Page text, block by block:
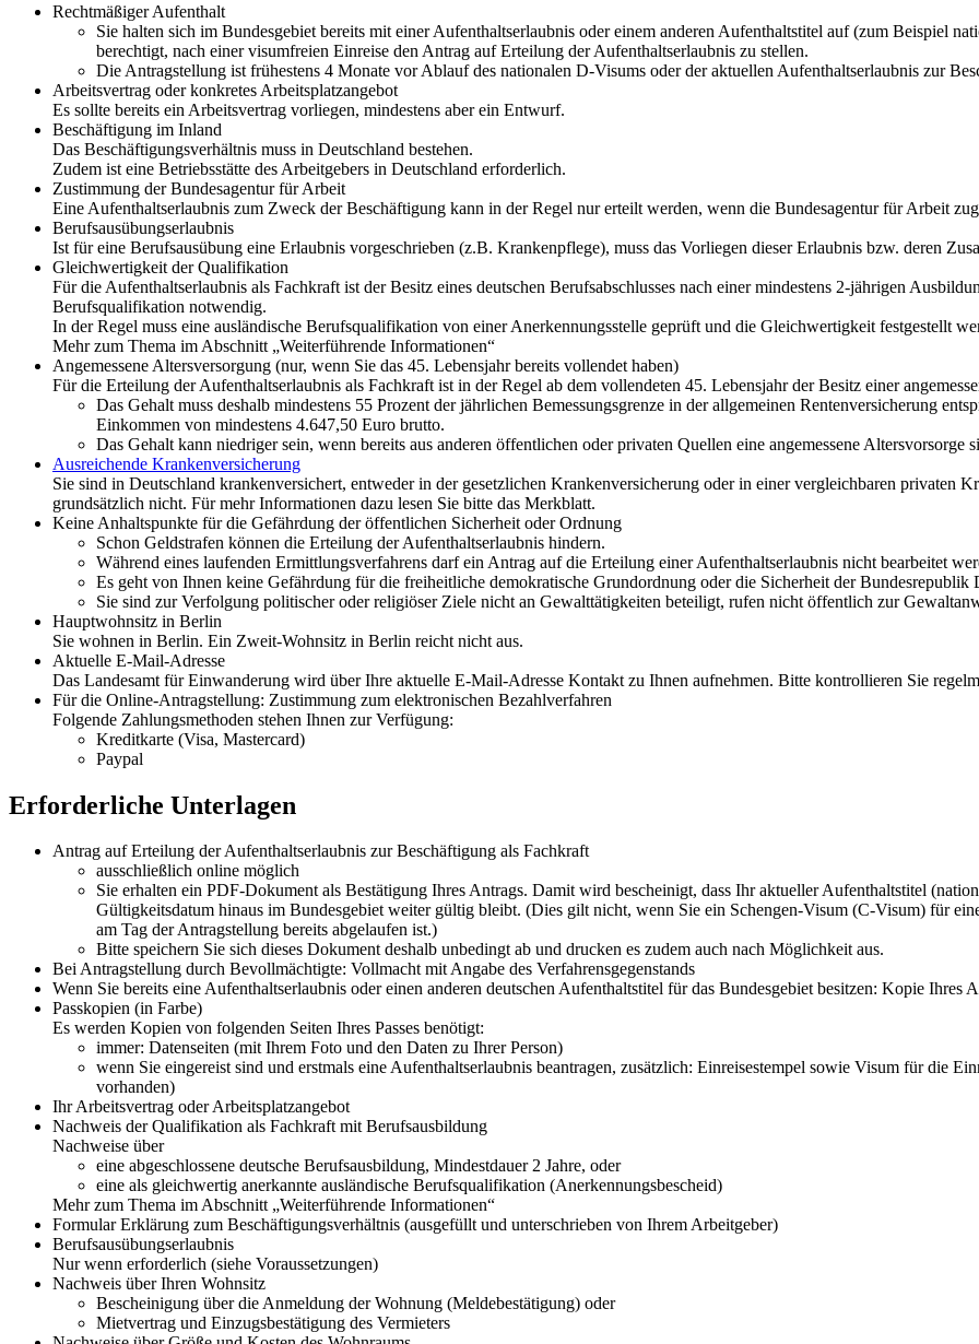
Rechtmäßiger Aufenthalt
Sie halten sich im Bundesgebiet bereits mit einer Aufenthaltserlaubnis oder einem anderen Aufenthaltstitel auf (zum Beispiel
berechtigt, nach einer visumfreien Einreise den Antrag auf Erteilung der Aufenthaltserlaubnis zu stellen.
Die Antragstellung ist frühestens 4 Monate vor Ablauf des nationalen D-Visums oder der aktuellen Aufenthaltserlaubnis zur
Arbeitsvertrag oder konkretes Arbeitsplatzangebot
Es sollte bereits ein Arbeitsvertrag vorliegen, mindestens aber ein Entwurf.
Beschäftigung im Inland
Das Beschäftigungsverhältnis muss in Deutschland bestehen.
Zudem ist eine Betriebsstätte des Arbeitgebers in Deutschland erforderlich.
Zustimmung der Bundesagentur für Arbeit
Eine Aufenthaltserlaubnis zum Zweck der Beschäftigung kann in der Regel nur erteilt werden, wenn die Bundesagentur für Arbeit
Berufsausübungserlaubnis
Ist für eine Berufsausübung eine Erlaubnis vorgeschrieben (z.B. Krankenpflege), muss das Vorliegen dieser Erlaubnis bzw. deren
Gleichwertigkeit der Qualifikation
Für die Aufenthaltserlaubnis als Fachkraft ist der Besitz eines deutschen Berufsabschlusses nach einer mindestens 2-jährigen
Berufsqualifikation notwendig.
In der Regel muss eine ausländische Berufsqualifikation von einer Anerkennungsstelle geprüft und die Gleichwertigkeit festgestellt
Mehr zum Thema im Abschnitt „Weiterführende Informationen“
Angemessene Altersversorgung (nur, wenn Sie das 45. Lebensjahr bereits vollendet haben)
Für die Erteilung der Aufenthaltserlaubnis als Fachkraft ist in der Regel ab dem vollendeten 45. Lebensjahr der Besitz einer
Das Gehalt muss deshalb mindestens 55 Prozent der jährlichen Bemessungsgrenze in der allgemeinen Rentenversicherung
Einkommen von mindestens 4.647,50 Euro brutto.
Das Gehalt kann niedriger sein, wenn bereits aus anderen öffentlichen oder privaten Quellen eine angemessene Altersvorsorge
Ausreichende Krankenversicherung
Sie sind in Deutschland krankenversichert, entweder in der gesetzlichen Krankenversicherung oder in einer vergleichbaren privaten
grundsätzlich nicht. Für mehr Informationen dazu lesen Sie bitte das Merkblatt.
Keine Anhaltspunkte für die Gefährdung der öffentlichen Sicherheit oder Ordnung
Schon Geldstrafen können die Erteilung der Aufenthaltserlaubnis hindern.
Während eines laufenden Ermittlungsverfahrens darf ein Antrag auf die Erteilung einer Aufenthaltserlaubnis nicht bearbeitet
Es geht von Ihnen keine Gefährdung für die freiheitliche demokratische Grundordnung oder die Sicherheit der Bundesrepublik
Sie sind zur Verfolgung politischer oder religiöser Ziele nicht an Gewalttätigkeiten beteiligt, rufen nicht öffentlich zur
Hauptwohnsitz in Berlin
Sie wohnen in Berlin. Ein Zweit-Wohnsitz in Berlin reicht nicht aus.
Aktuelle E-Mail-Adresse
Das Landesamt für Einwanderung wird über Ihre aktuelle E-Mail-Adresse Kontakt zu Ihnen aufnehmen. Bitte kontrollieren Sie
Für die Online-Antragstellung: Zustimmung zum elektronischen Bezahlverfahren
Folgende Zahlungsmethoden stehen Ihnen zur Verfügung:
Kreditkarte (Visa, Mastercard)
Paypal
Erforderliche Unterlagen
Antrag auf Erteilung der Aufenthaltserlaubnis zur Beschäftigung als Fachkraft
ausschließlich online möglich
Sie erhalten ein PDF-Dokument als Bestätigung Ihres Antrags. Damit wird bescheinigt, dass Ihr aktueller Aufenthaltstitel
Gültigkeitsdatum hinaus im Bundesgebiet weiter gültig bleibt. (Dies gilt nicht, wenn Sie ein Schengen-Visum (C-Visum) für
am Tag der Antragstellung bereits abgelaufen ist.)
Bitte speichern Sie sich dieses Dokument deshalb unbedingt ab und drucken es zudem auch nach Möglichkeit aus.
Bei Antragstellung durch Bevollmächtigte: Vollmacht mit Angabe des Verfahrensgegenstands
Wenn Sie bereits eine Aufenthaltserlaubnis oder einen anderen deutschen Aufenthaltstitel für das Bundesgebiet besitzen: Kopie Ihres
Passkopien (in Farbe)
Es werden Kopien von folgenden Seiten Ihres Passes benötigt:
immer: Datenseiten (mit Ihrem Foto und den Daten zu Ihrer Person)
wenn Sie eingereist sind und erstmals eine Aufenthaltserlaubnis beantragen, zusätzlich: Einreisestempel sowie Visum für die
vorhanden)
Ihr Arbeitsvertrag oder Arbeitsplatzangebot
Nachweis der Qualifikation als Fachkraft mit Berufsausbildung
Nachweise über
eine abgeschlossene deutsche Berufsausbildung, Mindestdauer 2 Jahre, oder
eine als gleichwertig anerkannte ausländische Berufsqualifikation (Anerkennungsbescheid)
Mehr zum Thema im Abschnitt „Weiterführende Informationen“
Formular Erklärung zum Beschäftigungsverhältnis (ausgefüllt und unterschrieben von Ihrem Arbeitgeber)
Berufsausübungserlaubnis
Nur wenn erforderlich (siehe Voraussetzungen)
Nachweis über Ihren Wohnsitz
Bescheinigung über die Anmeldung der Wohnung (Meldebestätigung) oder
Mietvertrag und Einzugsbestätigung des Vermieters